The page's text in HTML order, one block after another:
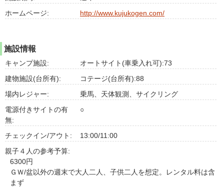
ホームページ:
http://www.kujukogen.com/
施設情報
キャンプ施設:
オートサイト(車乗入れ可):73
建物施設(台所有):
コテージ(台所有):88
場内レジャー:
乗馬、天体観測、サイクリング
電源付きサイトの有
無:
○
チェックイン/アウト:
13:00/11:00
親子４人の参考予算:
6300円
ＧＷ/盆以外の週末で大人二人、子供二人を想定。レンタル料は含
まず